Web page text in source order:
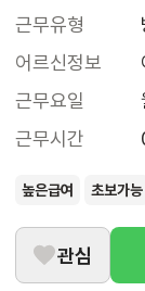
근무유형
어르신정보
근무요일
근무시간
높은급여 초보가능
관심